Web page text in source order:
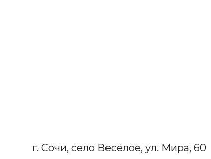
г. Сочи, село Весёлое, ул. Мира, 60